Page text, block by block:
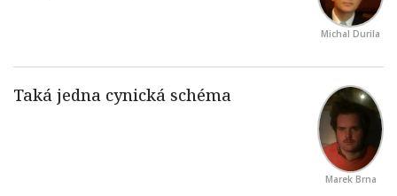
Michal Durila
Marek Brna